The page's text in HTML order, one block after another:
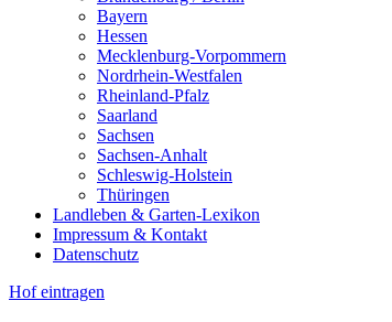
Bayern
Hessen
Mecklenburg-Vorpommern
Nordrhein-Westfalen
Rheinland-Pfalz
Saarland
Sachsen
Sachsen-Anhalt
Schleswig-Holstein
Thüringen
Landleben & Garten-Lexikon
Impressum & Kontakt
Datenschutz
Hof eintragen